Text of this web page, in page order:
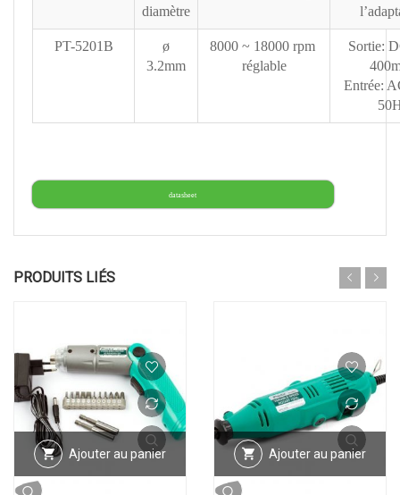
diamètre
PT-5201B
ø
3.2mm
8000 ~ 18000 rpm
réglable
Sortie:
Entrée:
datasheet
PRODUITS LIÉS
Ajouter au panier Ajouter au panier